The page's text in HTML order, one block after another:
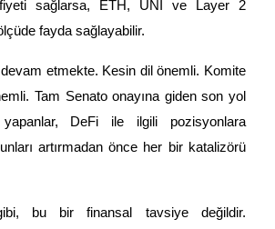
sağlarsa, ETH, UNI ve Layer 2
fayda sağlayabilir.
etmekte. Kesin dil önemli. Komite
Tam Senato onayına giden son yol
DeFi ile ilgili pozisyonlara
artırmadan önce her bir katalizörü
bu bir finansal tavsiye değildir.